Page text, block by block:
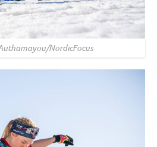
NordicFocus